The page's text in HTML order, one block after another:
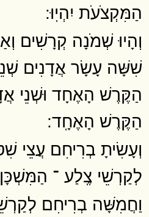
הַמִּקְצֹעֹת יִהְיֽוּ ׃
וְהָיוּ שְׁמֹנָה קְרָשִׁים
שִׁשָּׁה עָשָׂר אֲדָנִים
הַקֶּרֶשׁ הָאֶחָד וּשְׁנֵי
הַקֶּרֶשׁ הָאֶחָֽד ׃
וְעָשִׂיתָ בְרִיחִם עֲצֵי
לְקַרְשֵׁי צֶֽלַע ־
וַחֲמִשָּׁה בְרִיחִם